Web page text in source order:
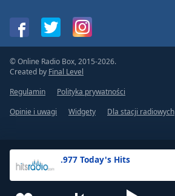
.977 Today's Hits
© Online Radio Box, 2015-2026.
Created by Final Level
Regulamin
Polityka prywatności
Opinie i uwagi
Widgety Dla stacji radiowych